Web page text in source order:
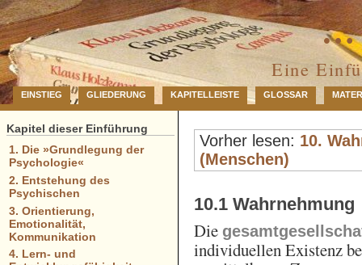
…
Eine
EINSTIEG GLIEDERUNG KAPITELLEISTE GLOSSAR
Vorher lesen: 10.
(Menschen)
10.1 Wahrnehmung
Die
individuellen Existenz
Kapitel dieser Einführung
1. Die »Grundlegung der
Psychologie«
2. Entstehung des
Psychischen
3. Orientierung,
Emotionalität,
Kommunikation
4. Lern- und